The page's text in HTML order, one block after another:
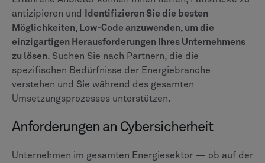
antizipieren und
Identifizieren Sie die besten
Möglichkeiten, Low-Code anzuwenden, um die
einzigartigen Herausforderungen Ihres Unternehmens
zu lösen. Suchen Sie nach Partnern, die die
spezifischen Bedürfnisse der Energiebranche
verstehen und Sie während des gesamten
Umsetzungsprozesses unterstützen.
Anforderungen an Cybersicherheit
Unternehmen im gesamten Energiesektor — ob auf der